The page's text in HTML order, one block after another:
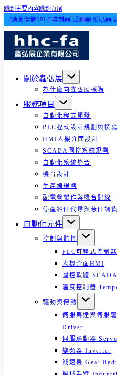
跳到主要內容跳到頁尾
[清倉促銷] PLC控制器 感測器 編碼器
關於鑫弘展
為什麼向鑫弘展採購
服務項目
自動化程式開發
PLC程式設計規劃與撰寫
HMI人機介面設計
SCADA圖控系統規劃
自動化系統整合
機台設計
生產線規劃
配電盤製作與機台配線
停產料件代尋與急件調貨
自動化元件
控制與監控
PLC可程式控制器
人機介面HMI
圖控軟體 SCADA
溫度控制器
驅動與傳動
伺服馬達與伺服
Driver
伺服驅動器
變頻器 Inverter
減速機 Gear